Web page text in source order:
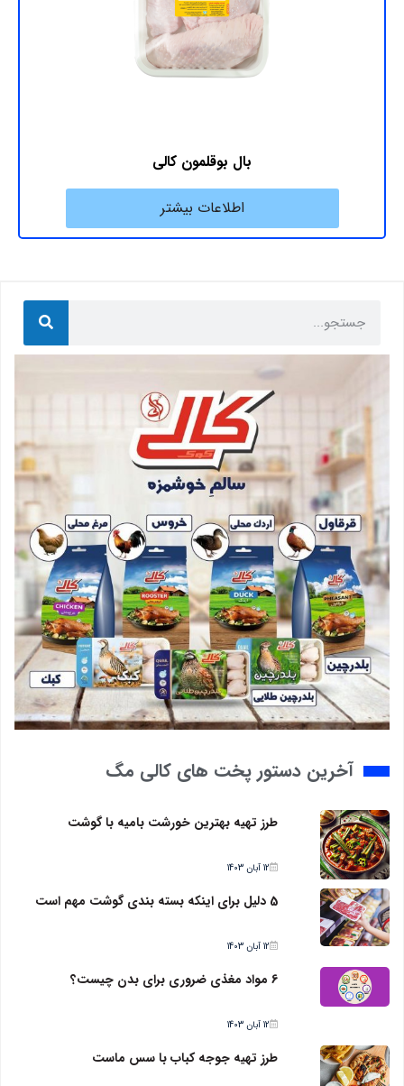
بال بوقلمون کالی
اطلاعات بیشتر
آخرین دستور پخت های کالی مگ
طرز تهیه بهترین خورشت بامیه با گوشت
12 آبان 1403
5 دلیل برای اینکه بسته بندی گوشت مهم است
12 آبان 1403
6 مواد مغذی ضروری برای بدن چیست؟
12 آبان 1403
طرز تهیه جوجه کباب با سس ماست